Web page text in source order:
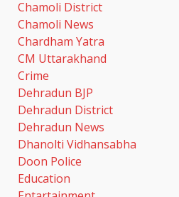
Chamoli District
Chamoli News
Chardham Yatra
CM Uttarakhand
Crime
Dehradun BJP
Dehradun District
Dehradun News
Dhanolti Vidhansabha
Doon Police
Education